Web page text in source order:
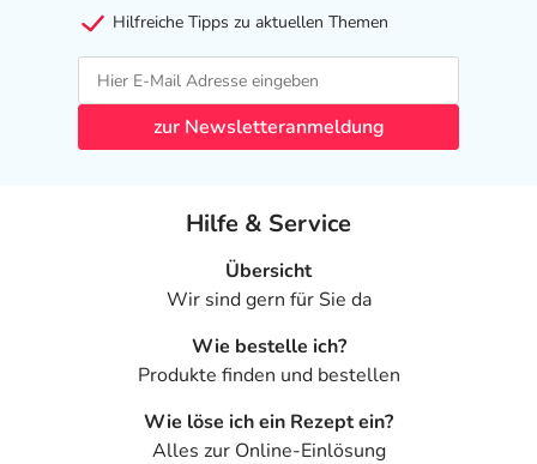
Hilfreiche Tipps zu aktuellen Themen
zur Newsletteranmeldung
Hilfe & Service
Übersicht
Wir sind gern für Sie da
Wie bestelle ich?
Produkte finden und bestellen
Wie löse ich ein Rezept ein?
Alles zur Online-Einlösung